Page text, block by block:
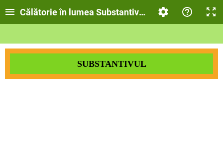
Călătorie în lumea Substantivului
SUBSTANTIVUL